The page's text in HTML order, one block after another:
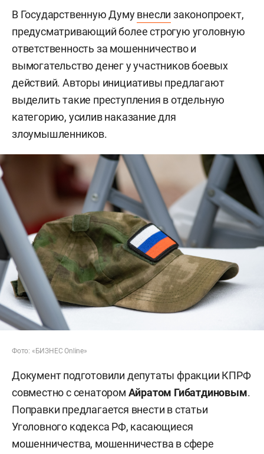
В Государственную Думувнесли законопроект,
предусматривающий более строгую уголовную
ответственность за мошенничество и
вымогательство денег у участников боевых
действий. Авторы инициативы предлагают
выделить такие преступления в отдельную
категорию, усилив наказание для
злоумышленников.
Фото: «БИЗНЕС Online»
Документ подготовили депутаты фракции КПРФ
совместно с сенатором Айратом Гибатдиновым.
Поправки предлагается внести в статьи
Уголовного кодекса РФ, касающиеся
мошенничества, мошенничества в сфере